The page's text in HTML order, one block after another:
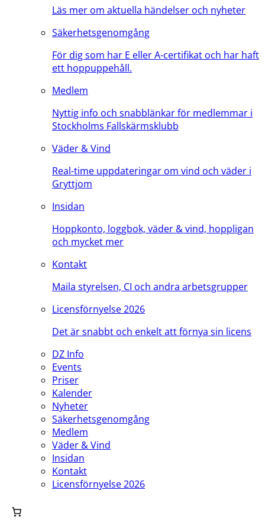
Läs mer om aktuella händelser och nyheter
Säkerhetsgenomgång
För dig som har E eller A-certifikat och har haft
ett hoppuppehåll.
Medlem
Nyttig info och snabblänkar för medlemmar i
Stockholms Fallskärmsklubb
Väder & Vind
Real-time uppdateringar om vind och väder i
Gryttjom
Insidan
Hoppkonto, loggbok, väder & vind, hoppligan
och mycket mer
Kontakt
Maila styrelsen, CI och andra arbetsgrupper
Licensförnyelse 2026
Det är snabbt och enkelt att förnya sin licens
DZ Info
Events
Priser
Kalender
Nyheter
Säkerhetsgenomgång
Medlem
Väder & Vind
Insidan
Kontakt
Licensförnyelse 2026